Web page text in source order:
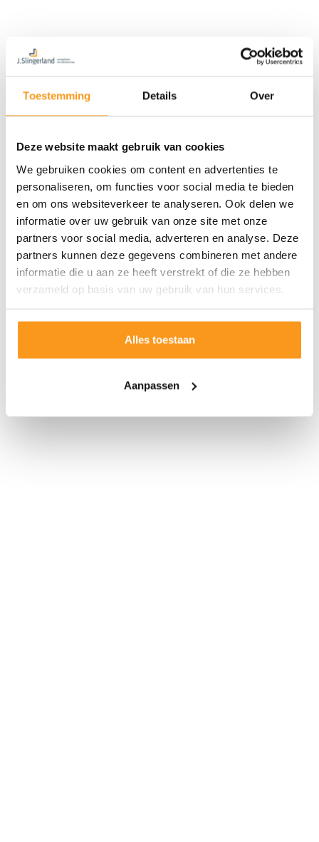
Toestemming Details Over
Deze website maakt gebruik van cookies
We gebruiken cookies om content en advertenties te
personaliseren, om functies voor social media te bieden
en om ons websiteverkeer te analyseren. Ook delen we
informatie over uw gebruik van onze site met onze
partners voor social media, adverteren en analyse. Deze
partners kunnen deze gegevens combineren met andere
informatie die u aan ze heeft verstrekt of die ze hebben
verzameld op basis van uw gebruik van hun services.
Alles toestaan
Aanpassen